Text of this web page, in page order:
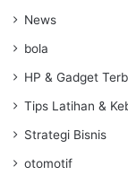
News
bola
HP & Gadget
Tips Latihan &
Strategi Bisnis
otomotif